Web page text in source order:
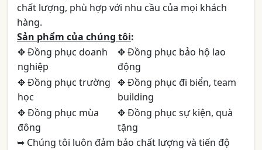
chất lượng, phù hợp với nhu cầu của mọi khách
hàng.
Sản phẩm của chúng tôi:
✥ Đồng phục doanh
nghiệp
✥ Đồng phục bảo hộ lao
động
✥ Đồng phục trường
học
✥ Đồng phục đi biển, team
building
✥ Đồng phục mùa
đông
✥ Đồng phục sự kiện, quà
tặng
➥ Chúng tôi luôn đảm bảo chất lượng và tiến độ